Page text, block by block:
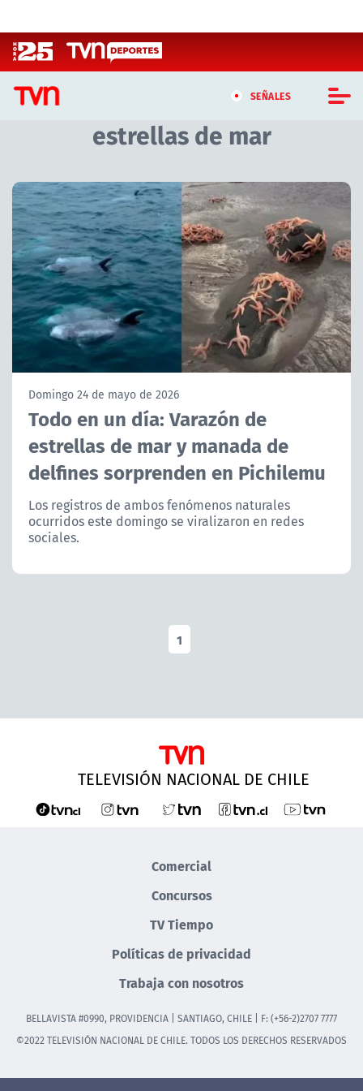
SEÑALES
CASTING MASTERCHEF CHILE
CASTING TVN VERTICAL
TVN VERTICAL
TVN PLAY
PROGRAMAS
TELESERIES
ACTUALIDAD Y TENDENCIAS
CORPORATIVO Y TRANSPARENCIA
CANAL DE DENUNCIAS
estrellas de mar
Artículos relacionados con estrellas de mar
Domingo 24 de mayo de 2026
Todo en un día: Varazón de
estrellas de mar y manada de
delfines sorprenden en Pichilemu
Los registros de ambos fenómenos naturales
ocurridos este domingo se viralizaron en redes
sociales.
1
TELEVISIÓN NACIONAL DE CHILE
Comercial
Concursos
TV Tiempo
Políticas de privacidad
Trabaja con nosotros
BELLAVISTA #0990, PROVIDENCIA | SANTIAGO, CHILE | F: (+56-2)2707 7777
©2022 TELEVISIÓN NACIONAL DE CHILE. TODOS LOS DERECHOS RESERVADOS